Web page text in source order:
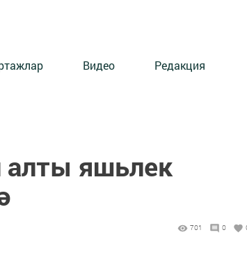
Видео Редакция
алты яшьлек
701 0